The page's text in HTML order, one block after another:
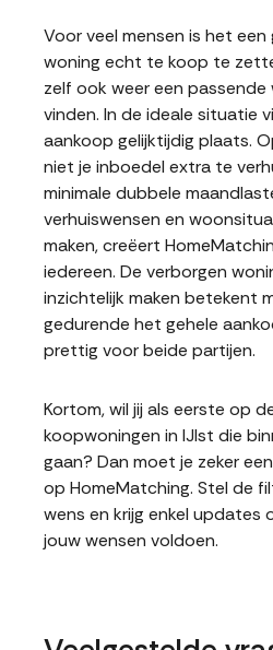
Voor veel mensen is het
woning echt te koop te
zelf ook weer een
vinden. In de ideale situatie
aankoop gelijktijdig plaats.
niet je inboedel extra te
minimale dubbele
verhuiswensen en
maken, creëert
iedereen. De verborgen
inzichtelijk maken betekent
gedurende het gehele
prettig voor beide partijen.
Kortom, wil jij als eerste op
koopwoningen in IJlst die
gaan? Dan moet je zeker
op HomeMatching. Stel de
wens en krijg enkel updates
jouw wensen voldoen.